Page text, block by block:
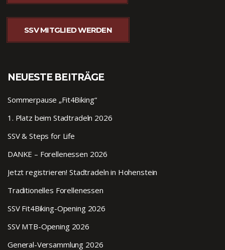
SSV MITGLIED WERDEN
NEUESTE BEITRÄGE
Sommerpause „Fit4Biking“
1. Platz beim Stadtradeln 2026
SSV & Steps for Life
DANKE – Forellenessen 2026
Jetzt registrieren! Stadtradeln in Hohenstein
Traditionelles Forellenessen
SSV Fit4Biking-Opening 2026
SSV MTB-Opening 2026
General-Versammlung 2026